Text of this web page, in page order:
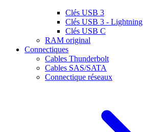
Clés USB 3
Clés USB 3 - Lightning
Clés USB C
RAM original
Connectiques
Cables Thunderbolt
Cables SAS/SATA
Connectique réseaux